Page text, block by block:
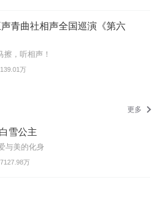
青曲社相声全国巡演《第六
擦，听相声！
139.01万
更多
雪公主
与美的化身
7127.98万